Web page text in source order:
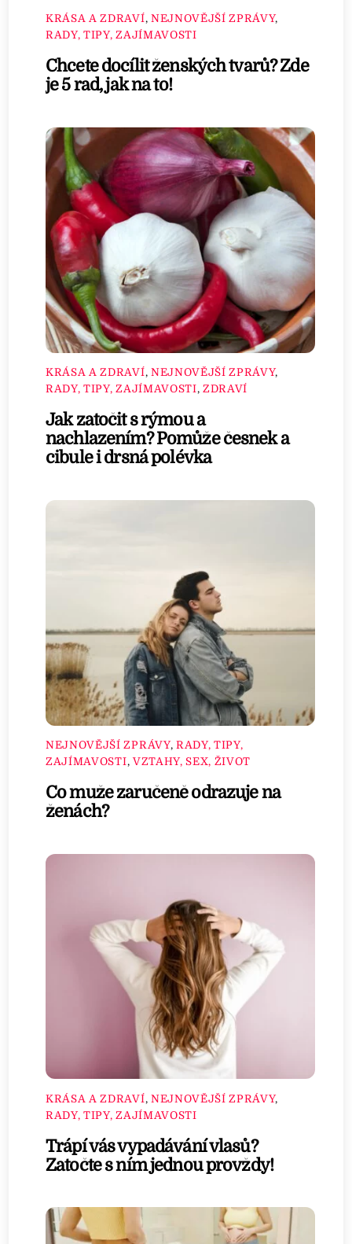
KRÁSA A ZDRAVÍ, NEJNOVĚJŠÍ ZPRÁVY,
RADY, TIPY, ZAJÍMAVOSTI
Chcete docílit ženských tvarů? Zde
je 5 rad, jak na to!
KRÁSA A ZDRAVÍ, NEJNOVĚJŠÍ ZPRÁVY,
RADY, TIPY, ZAJÍMAVOSTI, ZDRAVÍ
Jak zatočit s rýmou a
nachlazením? Pomůže česnek a
cibule i drsná polévka
NEJNOVĚJŠÍ ZPRÁVY, RADY, TIPY,
ZAJÍMAVOSTI, VZTAHY, SEX, ŽIVOT
Co muže zaručeně odrazuje na
ženách?
KRÁSA A ZDRAVÍ, NEJNOVĚJŠÍ ZPRÁVY,
RADY, TIPY, ZAJÍMAVOSTI
Trápí vás vypadávání vlasů?
Zatočte s ním jednou provždy!